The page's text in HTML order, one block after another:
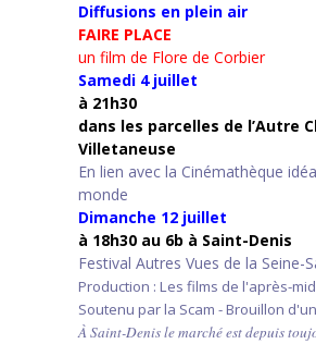
Diffusions en plein air
FAIRE PLACE
un film de Flore de Corbier
Samedi 4 juillet
à 21h30
dans les parcelles de l’Autre
Villetaneuse
En lien avec la Cinémathèque
monde
Dimanche 12 juillet
à 18h30 au 6b à Saint-Denis
Festival Autres Vues de la Seine-
Production : Les films de l'après-
Soutenu par la Scam - Brouillon
À Saint-Denis le marché est depuis